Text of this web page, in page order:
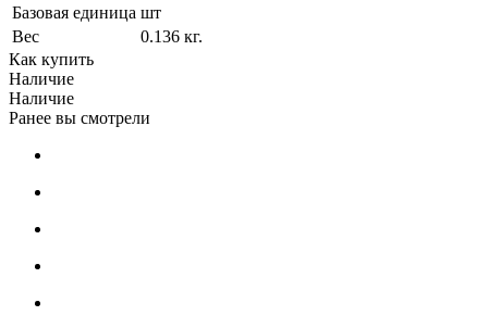
Базовая единица шт
Вес
0.136 кг.
Как купить
Наличие
Наличие
Ранее вы смотрели